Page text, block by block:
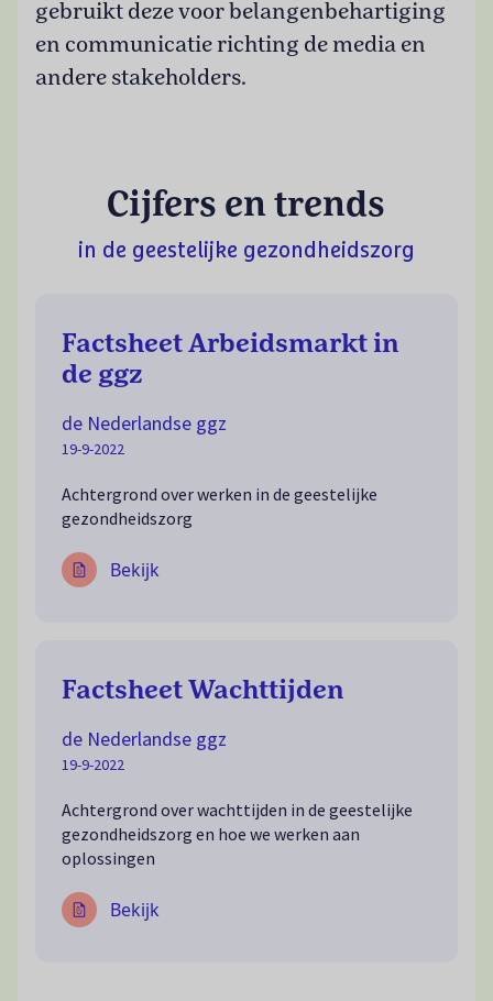
gebruikt deze voor belangenbehartiging
en communicatie richting de media en
andere stakeholders.
Cijfers en trends
in de geestelijke gezondheidszorg
Factsheet Arbeidsmarkt in
de ggz
de Nederlandse ggz
19-9-2022
Achtergrond over werken in de geestelijke
gezondheidszorg
Bekijk
Factsheet Wachttijden
de Nederlandse ggz
19-9-2022
Achtergrond over wachttijden in de geestelijke
gezondheidszorg en hoe we werken aan
oplossingen
Bekijk